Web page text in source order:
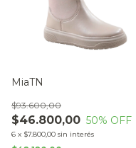
MiaTN
$46.800,00
$93.600,00
50% OFF
6 x $7.800,00 sin interés